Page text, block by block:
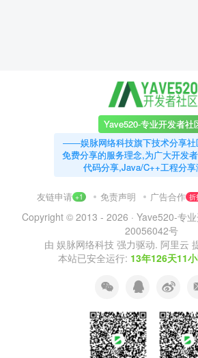
Yave520-专业开发者社
——娱脉网络科技旗下技术分享社
免费分享的服务理念,为广大开发
代码分享,Java/C++工程分享
友链申请 +1 免责声明 广告合作 折
Copyright © 2013 - 2026 · Yave520-专
20056042号
由 娱脉网络科技 强力驱动. 阿里云
本站已安全运行: 13年126天11